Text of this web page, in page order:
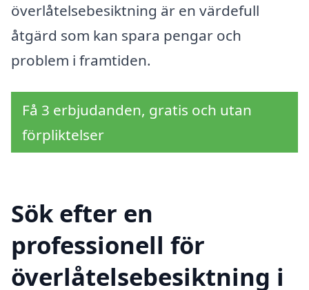
överlåtelsebesiktning är en värdefull
åtgärd som kan spara pengar och
problem i framtiden.
Få 3 erbjudanden, gratis och utan
förpliktelser
Sök efter en
professionell för
överlåtelsebesiktning i